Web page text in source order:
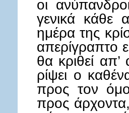
οι
γενικά κάθε
ημέρα της
απερίγραπτο
θα κριθεί
ρίψει ο
προς τον
προς